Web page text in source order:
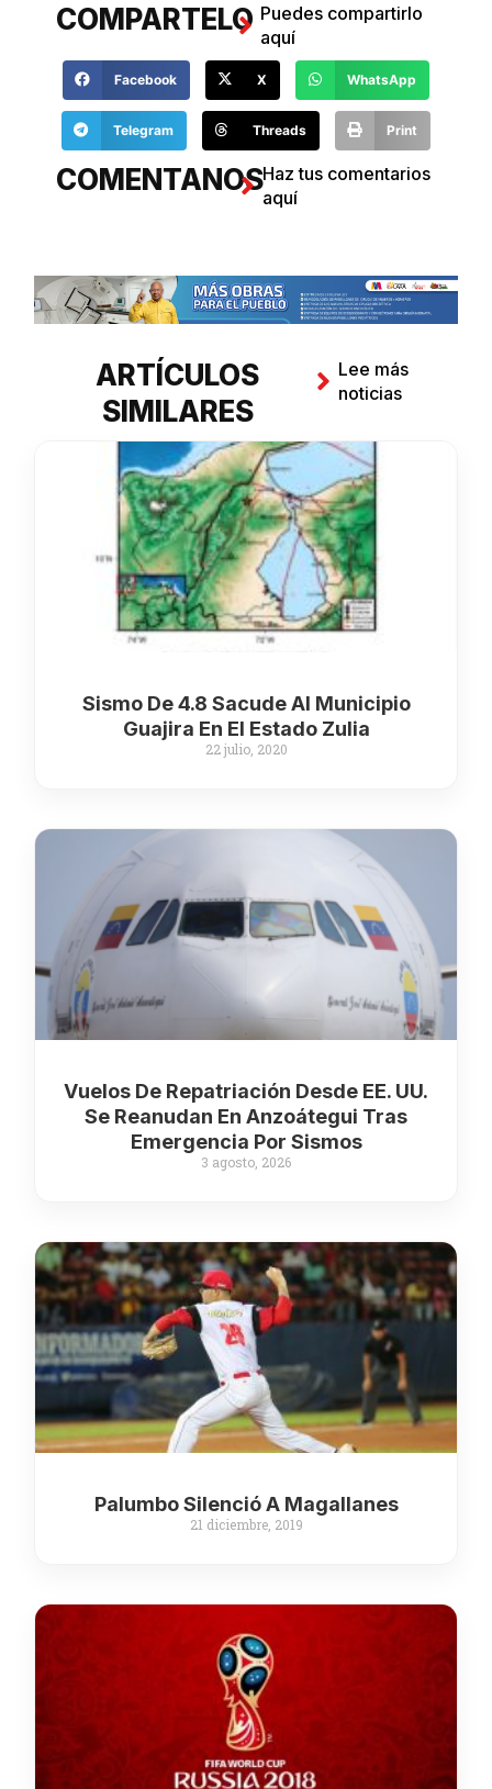
COMPARTELO Puedes compartirlo
aquí
Facebook X WhatsApp
Telegram Threads Print
COMENTANOSHaz tus comentarios
aquí
ARTÍCULOS
SIMILARES
Lee más
noticias
Sismo De 4.8 Sacude Al Municipio
Guajira En El Estado Zulia
22 julio, 2020
Vuelos De Repatriación Desde EE. UU.
Se Reanudan En Anzoátegui Tras
Emergencia Por Sismos
3 agosto, 2026
Palumbo Silenció A Magallanes
21 diciembre, 2019